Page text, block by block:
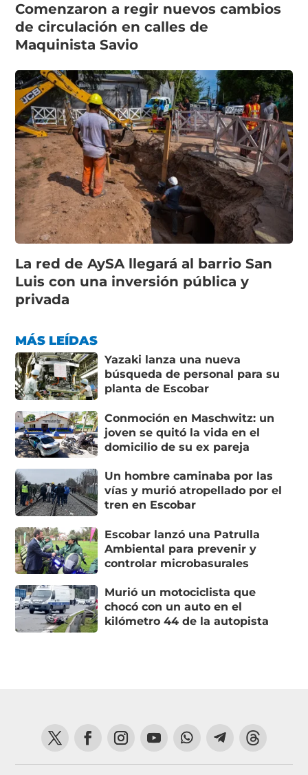
Comenzaron a regir nuevos cambios
de circulación en calles de
Maquinista Savio
La red de AySA llegará al barrio San
Luis con una inversión pública y
privada
MÁS LEÍDAS
Yazaki lanza una nueva
búsqueda de personal para su
planta de Escobar
Conmoción en Maschwitz: un
joven se quitó la vida en el
domicilio de su ex pareja
Un hombre caminaba por las
vías y murió atropellado por el
tren en Escobar
Escobar lanzó una Patrulla
Ambiental para prevenir y
controlar microbasurales
Murió un motociclista que
chocó con un auto en el
kilómetro 44 de la autopista